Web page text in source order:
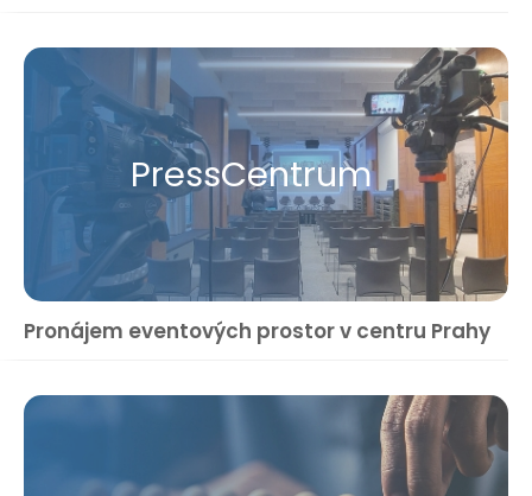
Press​Centrum
Pronájem eventových prostor v centru Prahy